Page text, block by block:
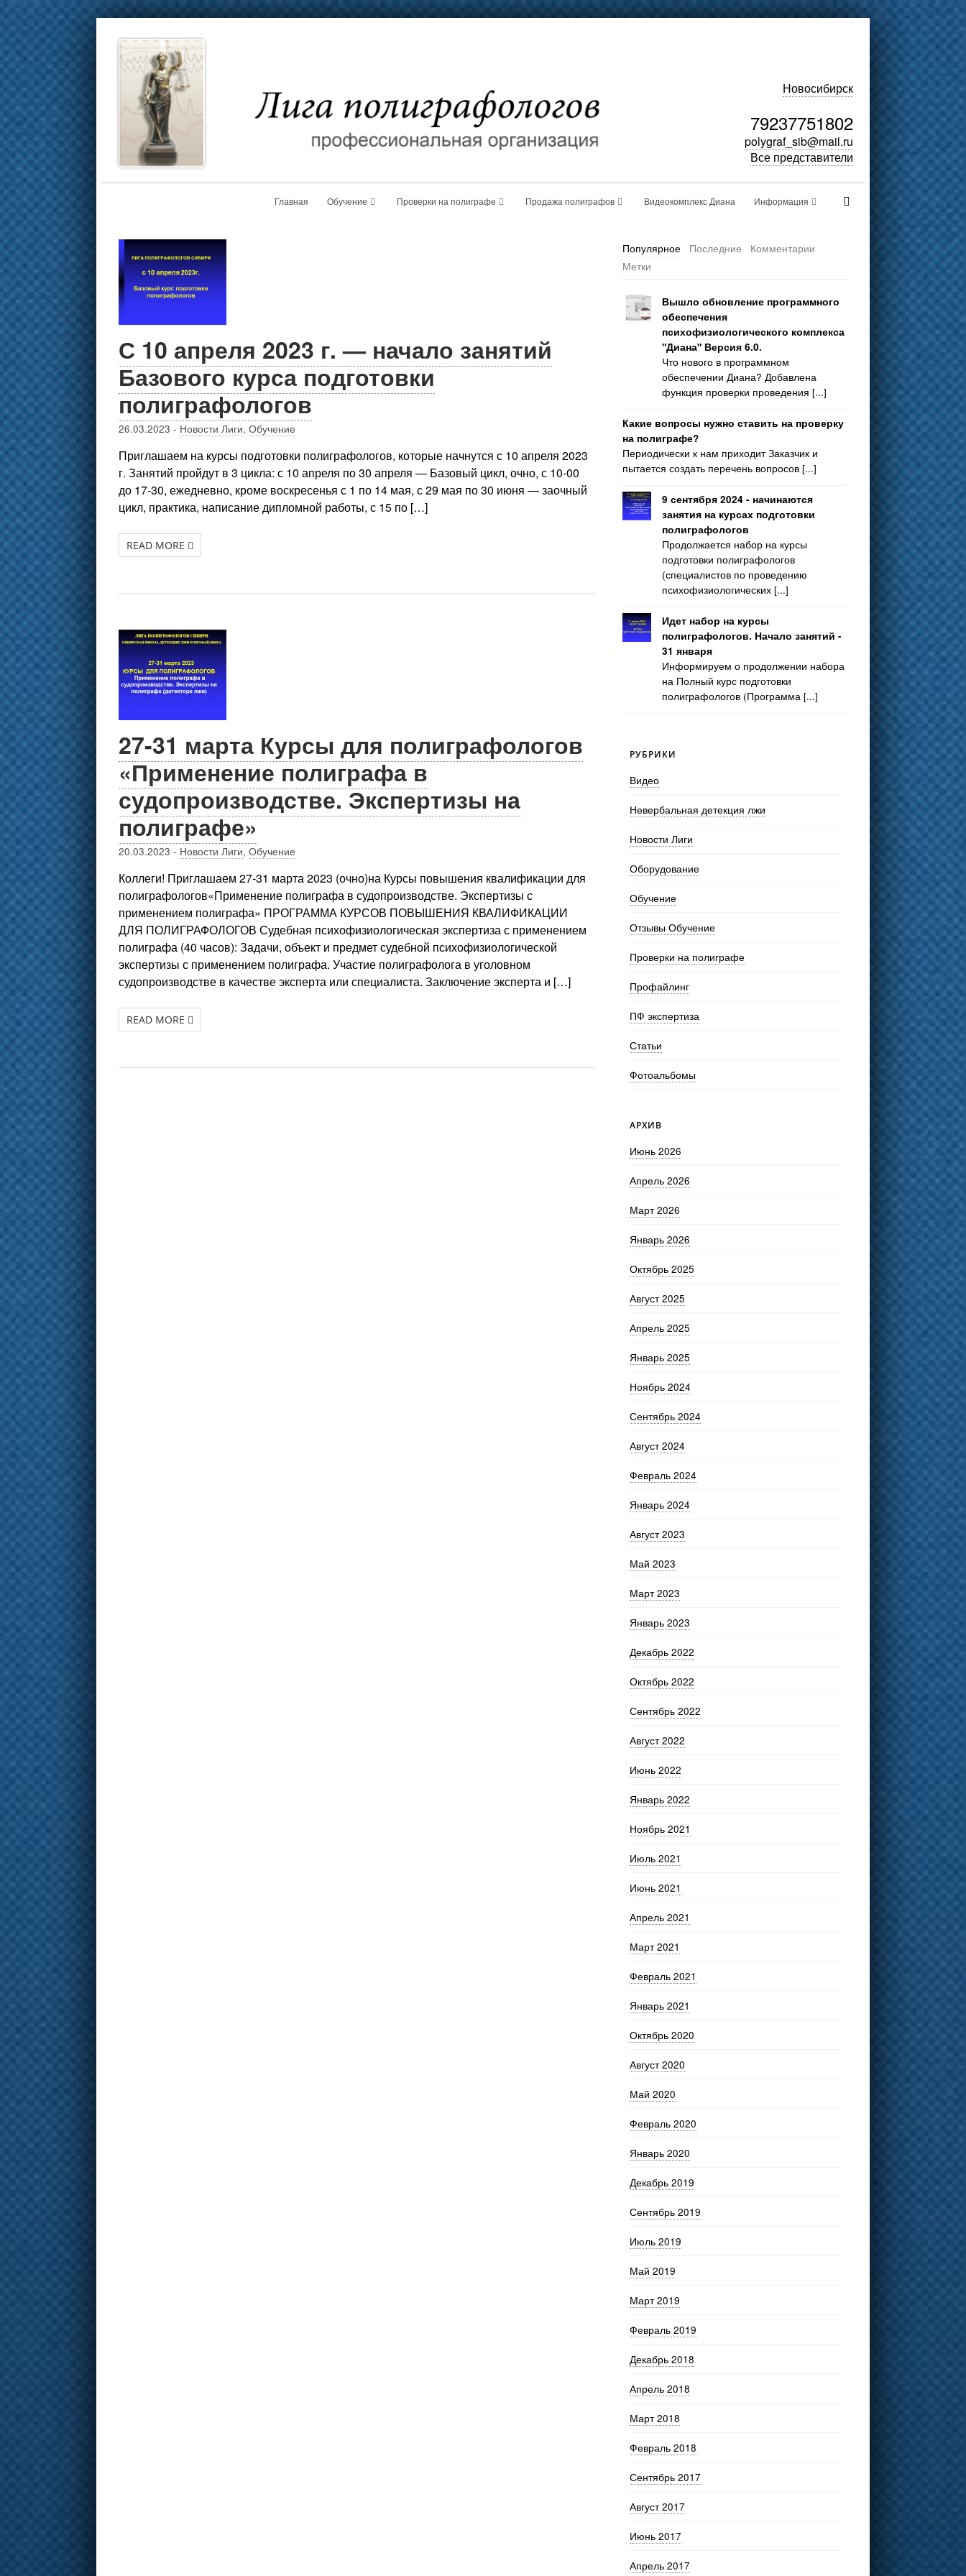
Новосибирск
79237751802
polygraf_sib@mail.ru
Все представители
Главная Обучение Проверки на полиграфе Продажа полиграфов Видеокомплекс Диана Информация
С 10 апреля 2023 г. — начало занятий
Базового курса подготовки
полиграфологов
26.03.2023 - Новости Лиги,Обучение
Приглашаем на курсы подготовки полиграфологов, которые начнутся с 10 апреля 2023
г. Занятий пройдут в 3 цикла: с 10 апреля по 30 апреля — Базовый цикл, очно, с 10-00
до 17-30, ежедневно, кроме воскресенья с 1 по 14 мая, с 29 мая по 30 июня — заочный
цикл, практика, написание дипломной работы, с 15 по […]
READ MORE
27-31 марта Курсы для полиграфологов
«Применение полиграфа в
судопроизводстве. Экспертизы на
полиграфе»
20.03.2023 - Новости Лиги,Обучение
Коллеги! Приглашаем 27-31 марта 2023 (очно)на Курсы повышения квалификации для
полиграфологов«Применение полиграфа в судопроизводстве. Экспертизы с
применением полиграфа» ПРОГРАММА КУРСОВ ПОВЫШЕНИЯ КВАЛИФИКАЦИИ
ДЛЯ ПОЛИГРАФОЛОГОВ Судебная психофизиологическая экспертиза с применением
полиграфа (40 часов): Задачи, объект и предмет судебной психофизиологической
экспертизы с применением полиграфа. Участие полиграфолога в уголовном
судопроизводстве в качестве эксперта или специалиста. Заключение эксперта и […]
READ MORE
Популярное Последние
Комментарии
Метки
Вышло обновление программного
обеспечения
психофизиологического комплекса
"Диана" Версия 6.0.
Что нового в программном
обеспечении Диана? Добавлена
функция проверки проведения [...]
Какие вопросы нужно ставить на проверку
на полиграфе?
Периодически к нам приходит Заказчик и
пытается создать перечень вопросов [...]
9 сентября 2024 - начинаются
занятия на курсах подготовки
полиграфологов
Продолжается набор на курсы
подготовки полиграфологов
(специалистов по проведению
психофизиологических [...]
Идет набор на курсы
полиграфологов. Начало занятий -
31 января
Информируем о продолжении набора
на Полный курс подготовки
полиграфологов (Программа [...]
РУБРИКИ
Видео
Невербальная детекция лжи
Новости Лиги
Оборудование
Обучение
Отзывы Обучение
Проверки на полиграфе
Профайлинг
ПФ экспертиза
Статьи
Фотоальбомы
АРХИВ
Июнь 2026
Апрель 2026
Март 2026
Январь 2026
Октябрь 2025
Август 2025
Апрель 2025
Январь 2025
Ноябрь 2024
Сентябрь 2024
Август 2024
Февраль 2024
Январь 2024
Август 2023
Май 2023
Март 2023
Январь 2023
Декабрь 2022
Октябрь 2022
Сентябрь 2022
Август 2022
Июнь 2022
Январь 2022
Ноябрь 2021
Июль 2021
Июнь 2021
Апрель 2021
Март 2021
Февраль 2021
Январь 2021
Октябрь 2020
Август 2020
Май 2020
Февраль 2020
Январь 2020
Декабрь 2019
Сентябрь 2019
Июль 2019
Май 2019
Март 2019
Февраль 2019
Декабрь 2018
Апрель 2018
Март 2018
Февраль 2018
Сентябрь 2017
Август 2017
Июнь 2017
Апрель 2017